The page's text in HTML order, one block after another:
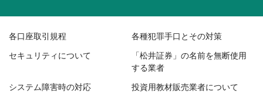
各口座取引規程 各種犯罪手口とその対策
セキュリティについて
「松井証券」の名前を無断使用
する業者
システム障害時の対応 投資用教材販売業者について